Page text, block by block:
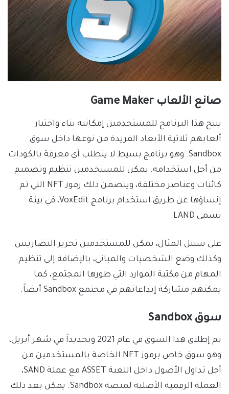
صانع الألعاب Game Maker
يتيح هذا البرنامج للمستخدمين إمكانية بناء واختيار
ألعابهم ثلاثية الأبعاد الفريدة من نوعها داخل سوق
Sandbox. وهو برنامج بسيط لا يتطلب أي معرفة بالكودات
من أجل استخدامه. يمكن للمستخدمين تنظيم وتصميم
كائنات وعناصر مختلفة، ويتضمن ذلك رموز NFT التي تم
إنشاؤها عن طريق استخدام برنامج VoxEdit، في بيئة
تسمى LAND.
على سبيل المثال، يمكن للمستخدمين تحرير التضاريس
وكذلك وضع الشخصيات والمباني، بالإضافة إلى تنظيم
المهام من مكتبة الموارد التي طورها المجتمع، كما
يمكنهم مشاركة إبداعاتهم في مجتمع Sandbox أيضاً.
سوق Sandbox
تم إطلاق هذا السوق في عام 2021 وتحديداً في شهر أبريل،
وهو سوق خاص برموز NFT الخاصة بالمستخدمين من
أجل تداول الأصول داخل اللعبة ASSET مع عملة SAND،
العملة الرقمية الأصلية لمنصة Sandbox. يمكن بعد ذلك